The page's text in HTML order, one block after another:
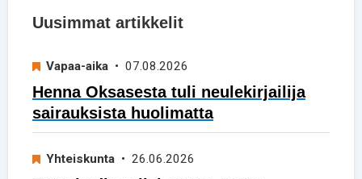
Uusimmat artikkelit
Vapaa-aika • 07.08.2026
Henna Oksasesta tuli neulekirjailija
sairauksista huolimatta
Yhteiskunta • 26.06.2026